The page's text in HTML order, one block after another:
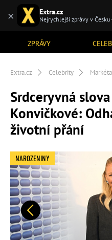
ZPRÁVY
Extra.cz Celebrity
Srdceryvná
Konvičkové:
životní přání
Předchozí
NAROZENINY
× Extra.cz
Nejrychlejší zprávy v